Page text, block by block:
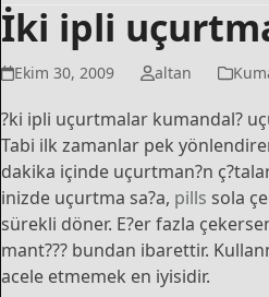
İki ipli
Ekim 30, 2009 altan
?ki ipli uçurtmalar kumandal?
Tabi ilk zamanlar pek
dakika içinde uçurtman?n
inizde uçurtma sa?a, pills sola
sürekli döner. E?er fazla
mant??? bundan ibarettir.
acele etmemek en iyisidir.